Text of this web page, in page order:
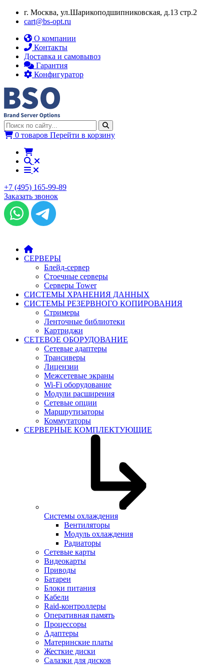
г. Москва, ул.​​Шарикоподшипниковская, д.13 стр.2
cart@bs-opt.ru
О компании
Контакты
Доставка и самовывоз
Гарантия
Конфигуратор
0 товаров Перейти в корзину
+7 (495) 165-99-89
Заказать звонок
СЕРВЕРЫ
Блейд-сервер
Стоечные серверы
Серверы Tower
СИСТЕМЫ ХРАНЕНИЯ ДАННЫХ
СИСТЕМЫ РЕЗЕРВНОГО КОПИРОВАНИЯ
Стримеры
Ленточные библиотеки
Картриджи
СЕТЕВОЕ ОБОРУДОВАНИЕ
Сетевые адаптеры
Трансиверы
Лицензии
Межсетевые экраны
Wi-Fi оборудование
Модули расширения
Сетевые опции
Маршрутизаторы
Коммутаторы
СЕРВЕРНЫЕ КОМПЛЕКТУЮЩИЕ
Системы охлаждения
Вентиляторы
Модуль охлаждения
Радиаторы
Сетевые карты
Видеокарты
Приводы
Батареи
Блоки питания
Кабели
Raid-контроллеры
Оперативная память
Процессоры
Адаптеры
Материнские платы
Жесткие диски
Салазки для дисков